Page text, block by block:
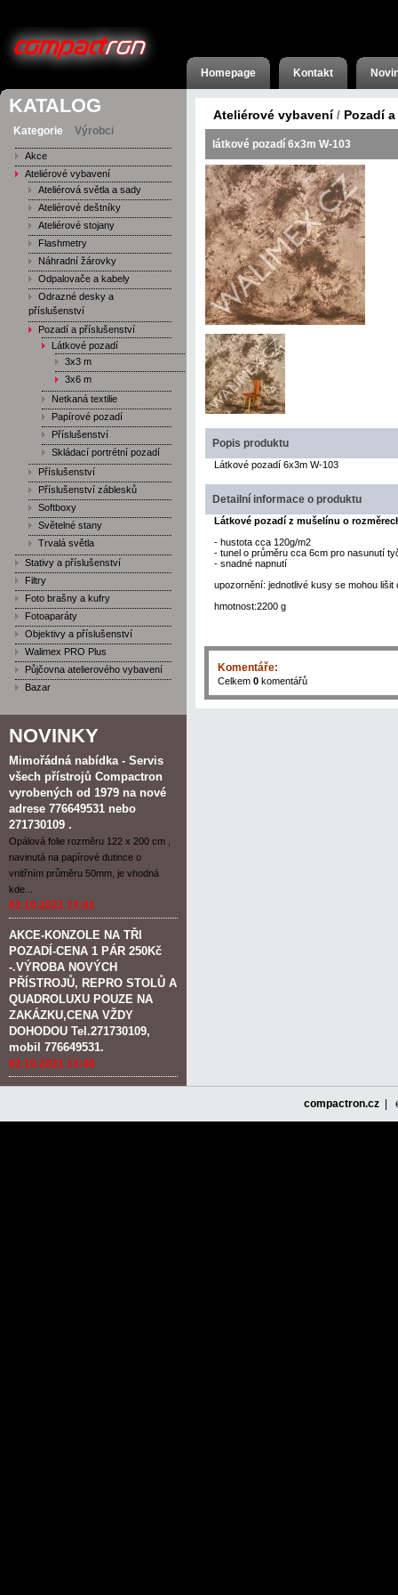
Homepage Kontakt
KATALOG
Kategorie Výrobci
Akce
Ateliérové vybavení
Ateliérová světla a sady
Ateliérové deštníky
Ateliérové stojany
Flashmetry
Náhradní žárovky
Odpalovače a kabely
Odrazné desky a
příslušenství
Pozadí a příslušenství
Látkové pozadí
3x3 m
3x6 m
Netkaná textilie
Papírové pozadí
Příslušenství
Skládací portrétní pozadí
Příslušenství
Příslušenství záblesků
Softboxy
Světelné stany
Trvalá světla
Stativy a příslušenství
Filtry
Foto brašny a kufry
Fotoaparáty
Objektivy a příslušenství
Walimex PRO Plus
Půjčovna atelierového vybavení
Bazar
NOVINKY
Mimořádná nabídka - Servis
všech přístrojů Compactron
vyrobených od 1979 na nové
adrese 776649531 nebo
271730109 .
Opálová folie rozměru 122 x 200 cm ,
navinutá na papírové dutince o
vnitřním průměru 50mm, je vhodná
kde...
02.10.2021 13:41
AKCE-KONZOLE NA TŘI
POZADÍ-CENA 1 PÁR 250Kč
-.VÝROBA NOVÝCH
PŘÍSTROJŮ, REPRO STOLŮ A
QUADROLUXU POUZE NA
ZAKÁZKU,CENA VŽDY
DOHODOU Tel.271730109,
mobil 776649531.
02.10.2021 13:40
Ateliérové vybavení / Pozadí
látkové pozadí 6x3m W-103
Popis produktu
Látkové pozadí 6x3m W-103
Detailní informace o produktu
Látkové pozadí z mušelínu o
- hustota cca 120g/m2
- tunel o průměru cca 6cm pro nasunutí
- snadné napnutí
upozornění: jednotlivé kusy se mohou lišit
hmotnost:2200 g
Komentáře:
Celkem 0 komentářů
compactron.cz |